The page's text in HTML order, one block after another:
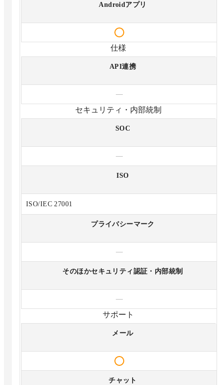
Androidアプリ
仕様
API連携
—
セキュリティ・内部統制
SOC
—
ISO
ISO/IEC 27001
プライバシーマーク
—
そのほかセキュリティ認証・内部統制
—
サポート
メール
チャット